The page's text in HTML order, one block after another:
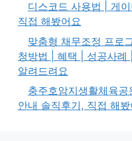
디스코드 사용법 | 게
직접 해봤어요
맞춤형 채무조정 프로
청방법 | 혜택 | 성공사례
알려드려요
충주호암지생활체육
안내 솔직후기, 직접 해봤